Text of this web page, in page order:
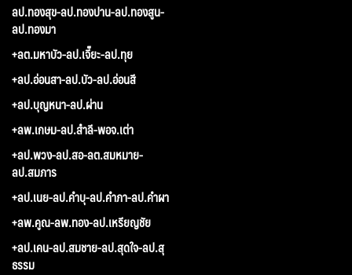
ลป.ทองสุข-ลป.ทองปาน-ลป.ทองสูน-
ลป.ทองมา
+ลต.มหาบัว-ลป.เจี๊ยะ-ลป.ทุย
+ลป.อ่อนสา-ลป.บัว-ลป.อ่อนสี
+ลป.บุญหนา-ลป.ผ่าน
+ลพ.เกษม-ลป.สำลี-พอจ.เต่า
+ลป.พวง-ลป.สอ-ลต.สมหมาย-
ลป.สมภาร
+ลป.เนย-ลป.คำบุ-ลป.คำภา-ลป.คำผา
+ลพ.คูณ-ลพ.ทอง-ลป.เหรียญชัย
+ลป.เคน-ลป.สมชาย-ลป.สุดใจ-ลป.สุ
ธรรม